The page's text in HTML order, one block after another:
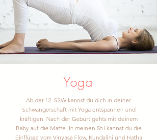
Yoga
Ab der 12. SSW kannst du dich in deiner
Schwangerschaft mit Yoga entspannen und
kräftigen. Nach der Geburt gehts mit deinem
Baby auf die Matte. In meinen Stil kannst du die
Einflüsse vom Vinyasa Flow, Kundalini und Hatha